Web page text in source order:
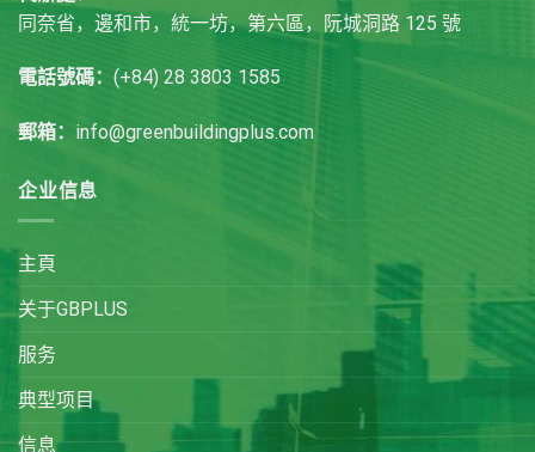
同奈省，邊和市，統一坊，第六區，阮城洞路 125 號
電話號碼： (+84) 28 3803 1585
郵箱： info@greenbuildingplus.com
企业信息
主頁
关于GBPLUS
服务
典型项目
信息